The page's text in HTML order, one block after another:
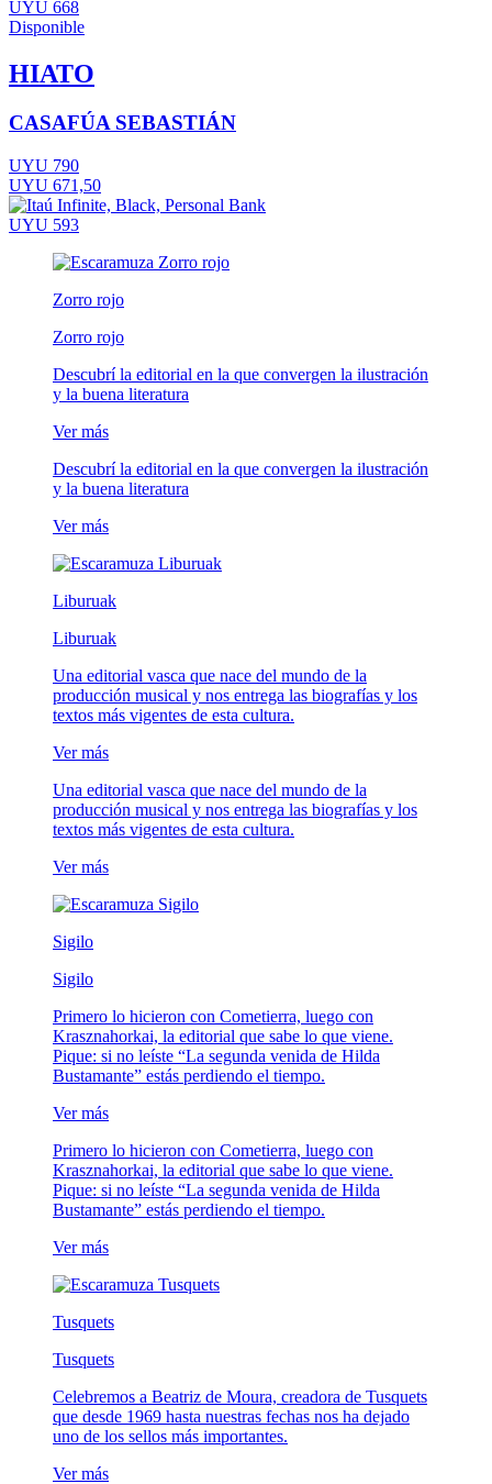
UYU 668
Disponible
HIATO
CASAFÚA SEBASTIÁN
UYU 790
UYU 671,50
UYU 593
Zorro rojo
Zorro rojo
Descubrí la editorial en la que convergen la ilustración
y la buena literatura
Ver más
Descubrí la editorial en la que convergen la ilustración
y la buena literatura
Ver más
Liburuak
Liburuak
Una editorial vasca que nace del mundo de la
producción musical y nos entrega las biografías y los
textos más vigentes de esta cultura.
Ver más
Una editorial vasca que nace del mundo de la
producción musical y nos entrega las biografías y los
textos más vigentes de esta cultura.
Ver más
Sigilo
Sigilo
Primero lo hicieron con Cometierra, luego con
Krasznahorkai, la editorial que sabe lo que viene.
Pique: si no leíste “La segunda venida de Hilda
Bustamante” estás perdiendo el tiempo.
Ver más
Primero lo hicieron con Cometierra, luego con
Krasznahorkai, la editorial que sabe lo que viene.
Pique: si no leíste “La segunda venida de Hilda
Bustamante” estás perdiendo el tiempo.
Ver más
Tusquets
Tusquets
Celebremos a Beatriz de Moura, creadora de Tusquets
que desde 1969 hasta nuestras fechas nos ha dejado
uno de los sellos más importantes.
Ver más